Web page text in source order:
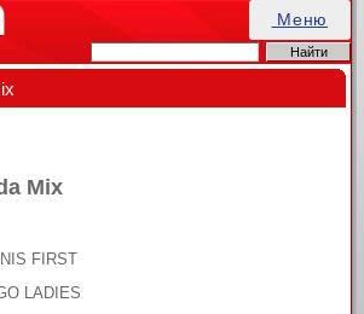
Меню
Mix
FIRST
LADIES